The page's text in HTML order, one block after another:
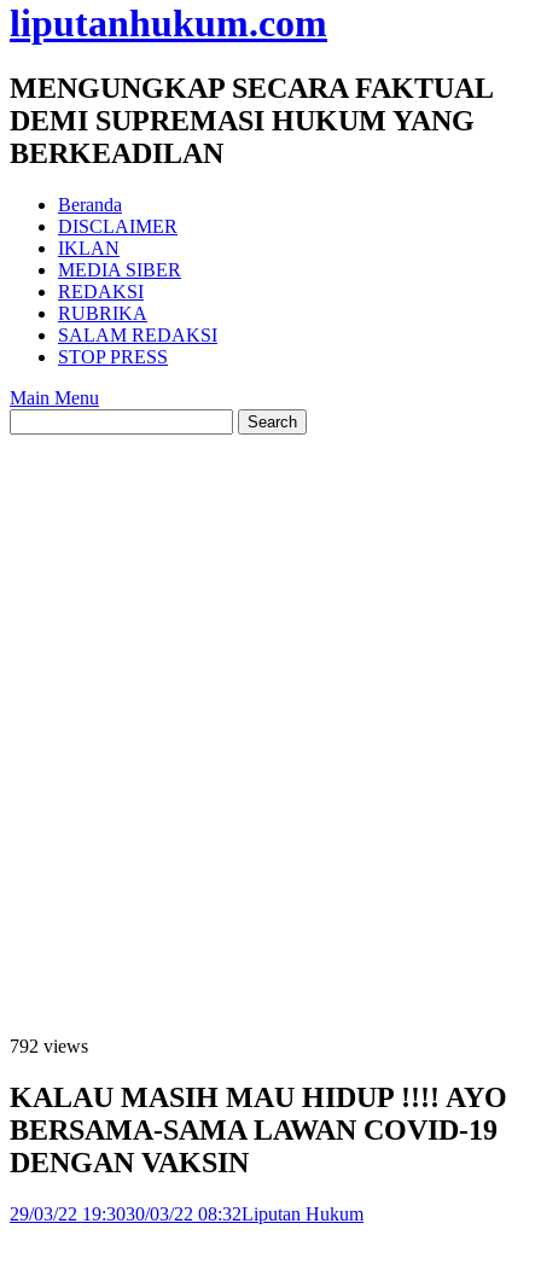
liputanhukum.com
MENGUNGKAP SECARA FAKTUAL
DEMI SUPREMASI HUKUM YANG
BERKEADILAN
Beranda
DISCLAIMER
IKLAN
MEDIA SIBER
REDAKSI
RUBRIKA
SALAM REDAKSI
STOP PRESS
Main Menu
792 views
KALAU MASIH MAU HIDUP !!!! AYO
BERSAMA-SAMA LAWAN COVID-19
DENGAN VAKSIN
29/03/22 19:3030/03/22 08:32Liputan Hukum